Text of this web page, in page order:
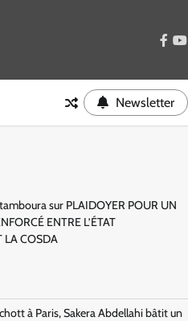
Newsletter
sur PLAIDOYER POUR UN
ENTRE L’ÉTAT
LA COSDA
à Paris, Sakera Abdellahi bâtit un